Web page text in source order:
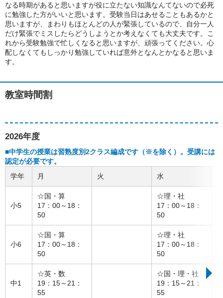
なる時期があると思いますが役に立たない知識なんてないので必死
に勉強した方がいいと思います。受験当日はあせることもあるかと
思いますが、まわりもほとんどの人が緊張しているので、自分一人
だけ緊張でミスしたらどうしようとか考えなくても大丈夫です。こ
れから受験勉強で忙しくなると思いますが、頑張ってください。心
配しなくてもしっかり勉強していれば意外となんとかなると思いま
す。
教室時間割
2026年度
■中学生の授業は習熟度別2クラス編成です（※を除く）。受講には
認定が必要です。
学年
月 火 水
小5
☆国・算
17：00～18：
50
☆理・社
17：00～18：
50
小6
☆国・算
17：00～18：
50
☆理・社
17：00～18：
50
中1
☆英・数
19：15～21：
55
☆国・理・社
19：15～21：
55